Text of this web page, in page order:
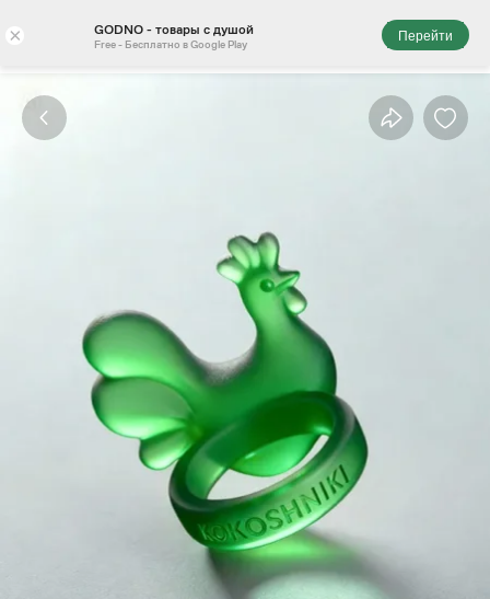
× GODNO - товары с душой
Free - Бесплатно в Google Play
Перейти